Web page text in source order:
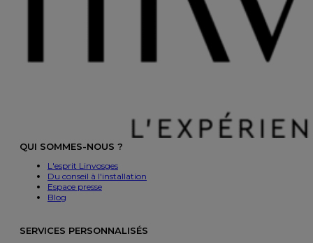
QUI SOMMES-NOUS ?
L'esprit Linvosges
Du conseil à l'installation
Espace presse
Blog
SERVICES PERSONNALISÉS